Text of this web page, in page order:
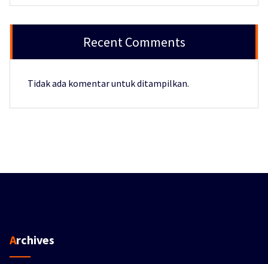
Recent Comments
Tidak ada komentar untuk ditampilkan.
Archives